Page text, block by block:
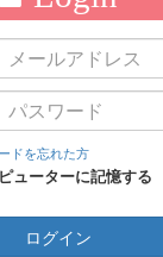
ドを忘れた方
ューターに記憶する
ログイン